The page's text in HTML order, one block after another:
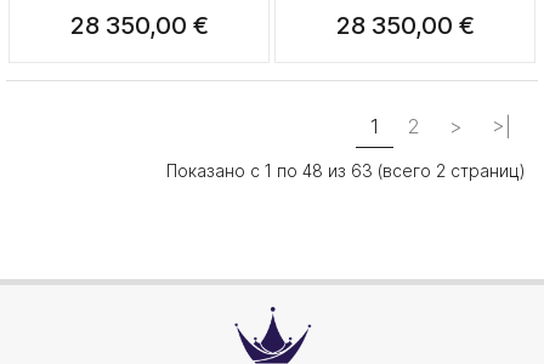
28 350,00 € 28 350,00 €
1 2 > >|
Показано с 1 по 48 из 63 (всего 2 страниц)